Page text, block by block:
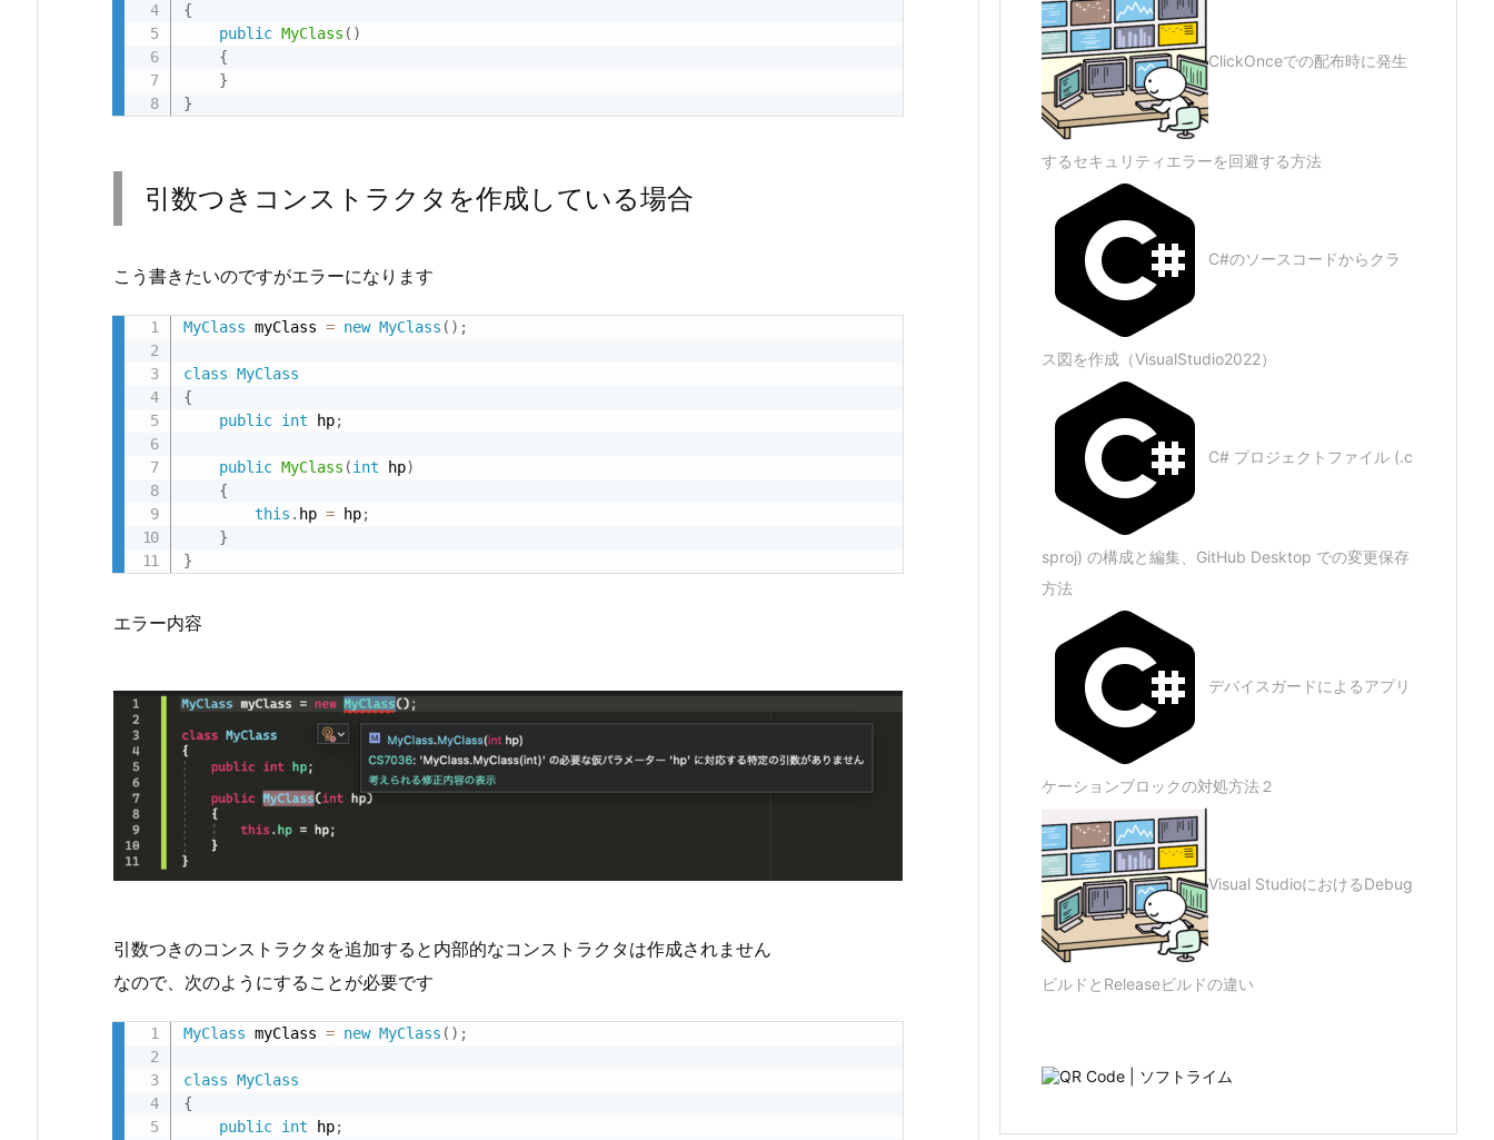
引
数
つ
き
ス
ク
タ
を
作
成
し
て
い
る
場
合
{
public MyClass ( )
{
}
}
引数つきコンストラクタを作成している場合
こう書きたいのですがエラーになります
MyClass myClass = new MyClass ( ) ;
class MyClass
{
public int hp;
public MyClass (int hp)
{
this . hp = hp;
}
}
エラー内容
引数つきのコンストラクタを追加すると内部的なコンストラクタは作成されません
なので、次のようにすることが必要です
MyClass myClass = new MyClass ( ) ;
class MyClass
{
public int hp;
ClickOnceでの配布時に発生
するセキュリティエラーを回避する方法
C#のソースコードからクラ
ス図を作成（VisualStudio2022）
C# プロジェクトファイル (.c
sproj) の構成と編集、GitHub Desktop での変更保存
方法
デバイスガードによるアプリ
ケーションブロックの対処方法２
Visual StudioにおけるDebug
ビルドとReleaseビルドの違い